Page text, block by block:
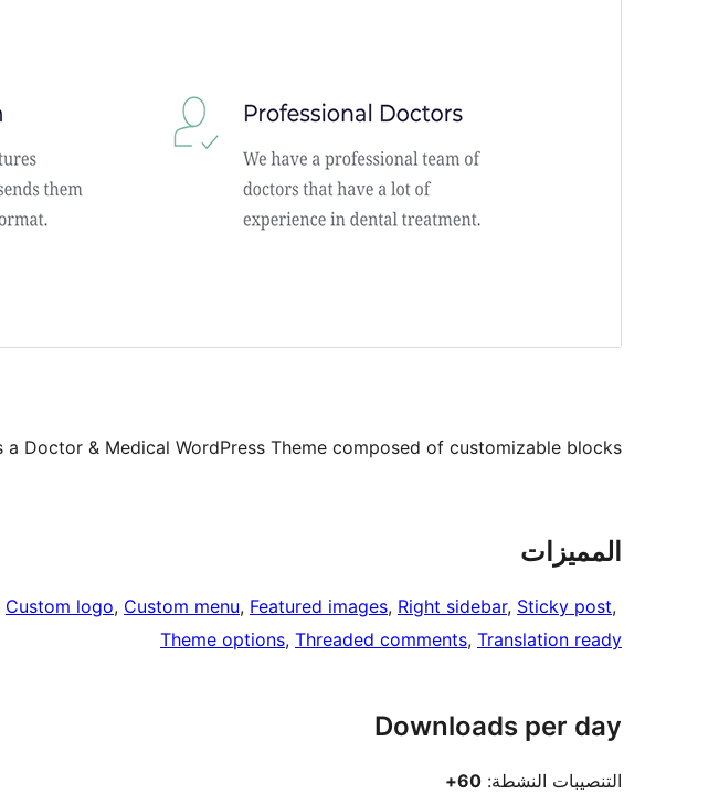
a Doctor & Medical WordPress Theme composed of customizable blocks.
المميزات
Custom logo, Custom menu, Featured images, Right sidebar, Sticky post
Theme options, Threaded comments, Translation ready
Downloads per day
التنصيبات النشطة: 60+